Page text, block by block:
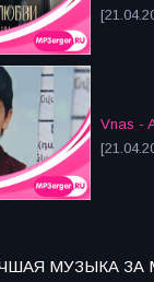
Vnas -
МУЗЫКА ЗА